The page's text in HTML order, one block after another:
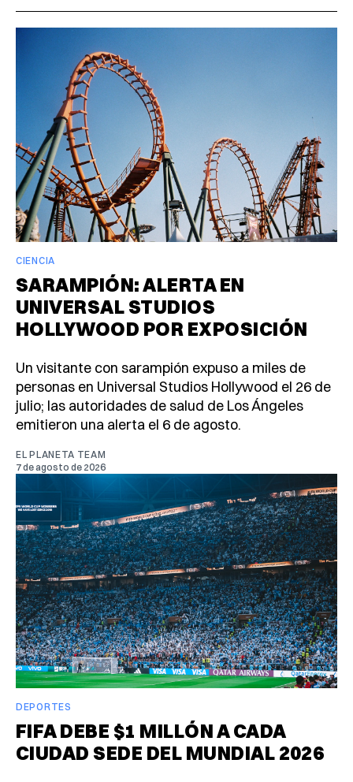
CIENCIA
SARAMPIÓN: ALERTA EN
UNIVERSAL STUDIOS
HOLLYWOOD POR EXPOSICIÓN
Un visitante con sarampión expuso a miles de
personas en Universal Studios Hollywood el 26 de
julio; las autoridades de salud de Los Ángeles
emitieron una alerta el 6 de agosto.
EL PLANETA TEAM
7 de agosto de 2026
DEPORTES
FIFA DEBE $1 MILLÓN A CADA
CIUDAD SEDE DEL MUNDIAL 2026